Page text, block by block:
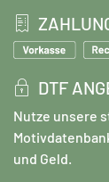
DTF
Nutze unsere
und Geld.